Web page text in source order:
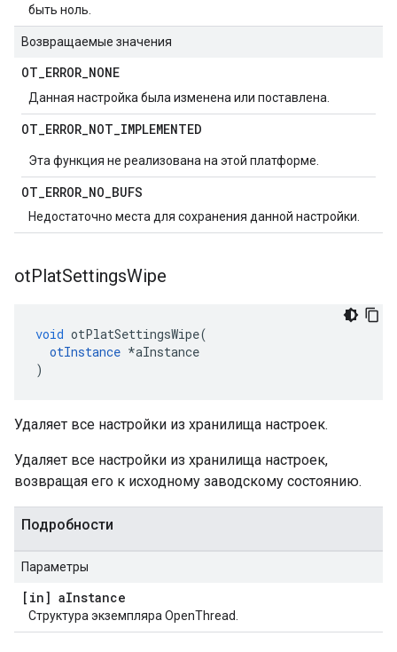
быть ноль.
Возвращаемые значения
OT_ERROR_NONE
Данная настройка была изменена или поставлена.
OT_ERROR_NOT_IMPLEMENTED
Эта функция не реализована на этой платформе.
OT_ERROR_NO_BUFS
Недостаточно места для сохранения данной настройки.
otPlatSettingsWipe
void otPlatSettingsWipe(
otInstance *aInstance
)
Удаляет все настройки из хранилища настроек.
Удаляет все настройки из хранилища настроек,
возвращая его к исходному заводскому состоянию.
Подробности
Параметры
[in] aInstance
Структура экземпляра OpenThread.